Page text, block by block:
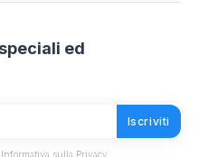
ed
Iscriviti
sulla Privacy